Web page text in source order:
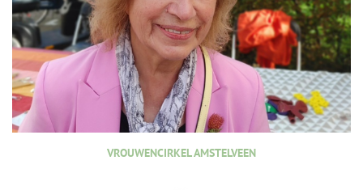
VROUWENCIRKEL AMSTELVEEN